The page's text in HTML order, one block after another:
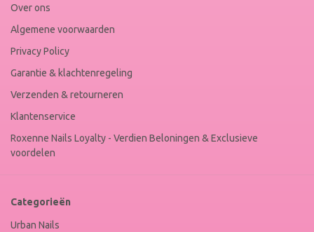
Over ons
Algemene voorwaarden
Privacy Policy
Garantie & klachtenregeling
Verzenden & retourneren
Klantenservice
Roxenne Nails Loyalty - Verdien Beloningen & Exclusieve
voordelen
Categorieën
Urban Nails